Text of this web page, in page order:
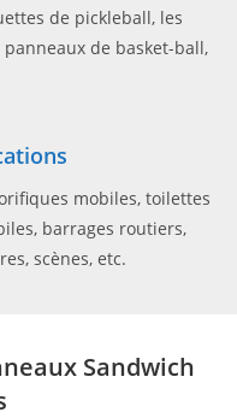
de pickleball, les
de basket-ball,
mobiles, toilettes
barrages routiers,
scènes, etc.
Sandwich